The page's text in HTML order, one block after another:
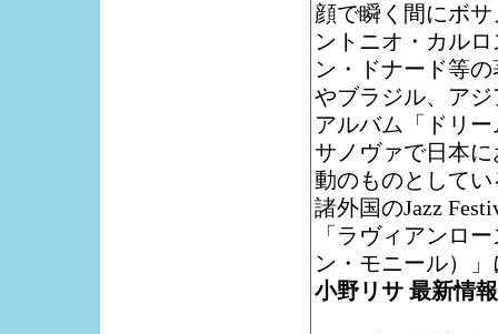
顔で瞬く間にボ
ントニオ・カル
ン・ドナード等
やブラジル、ア
アルバム「ドリ
サノヴァで日本
動のものとしてい
諸外国のJazz
「ラヴィアンロ
ン・モニール）
小野リサ 最新情